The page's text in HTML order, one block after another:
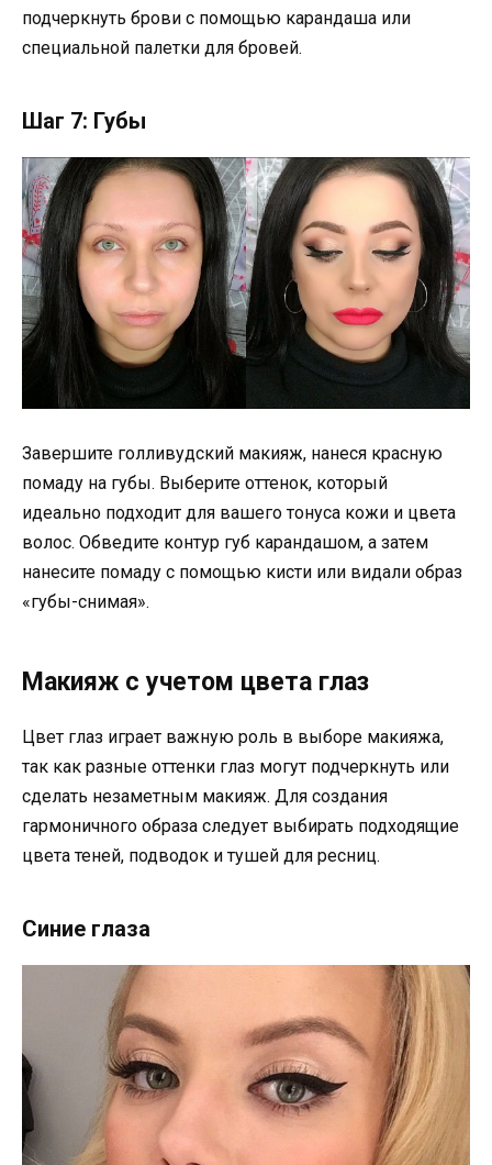
подчеркнуть брови с помощью карандаша или
специальной палетки для бровей.
Шаг 7: Губы
Завершите голливудский макияж, нанеся красную
помаду на губы. Выберите оттенок, который
идеально подходит для вашего тонуса кожи и цвета
волос. Обведите контур губ карандашом, а затем
нанесите помаду с помощью кисти или видали образ
«губы-снимая».
Макияж с учетом цвета глаз
Цвет глаз играет важную роль в выборе макияжа,
так как разные оттенки глаз могут подчеркнуть или
сделать незаметным макияж. Для создания
гармоничного образа следует выбирать подходящие
цвета теней, подводок и тушей для ресниц.
Синие глаза